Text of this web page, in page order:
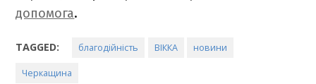
допомога.
TAGGED: благодійність ВІККА новини
Черкащина